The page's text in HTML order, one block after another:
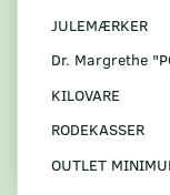
JULEMÆRKER
Dr. Margrethe
KILOVARE
RODEKASSER
OUTLET